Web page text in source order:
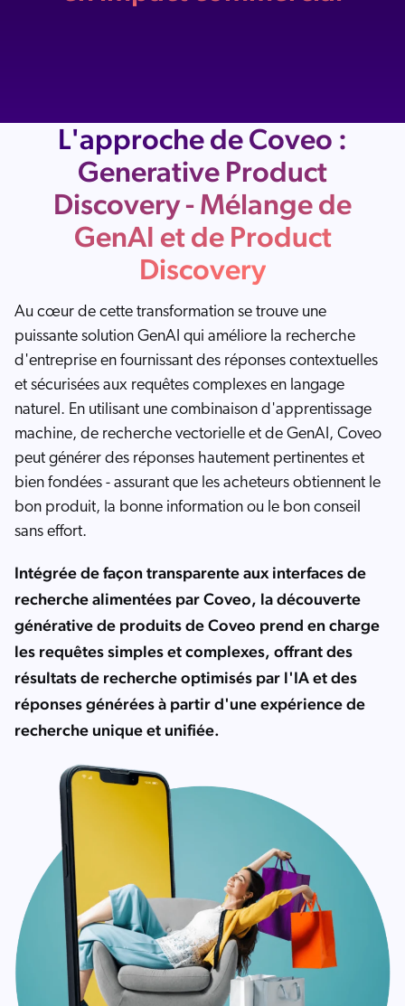
L'approche de Coveo :
Generative Product
Discovery - Mélange de
GenAI et de Product
Discovery
Au cœur de cette transformation se trouve une
puissante solution GenAI qui améliore la recherche
d'entreprise en fournissant des réponses contextuelles
et sécurisées aux requêtes complexes en langage
naturel. En utilisant une combinaison d'apprentissage
machine, de recherche vectorielle et de GenAI, Coveo
peut générer des réponses hautement pertinentes et
bien fondées - assurant que les acheteurs obtiennent le
bon produit, la bonne information ou le bon conseil
sans effort.
Intégrée de façon transparente aux interfaces de
recherche alimentées par Coveo, la découverte
générative de produits de Coveo prend en charge
les requêtes simples et complexes, offrant des
résultats de recherche optimisés par l'IA et des
réponses générées à partir d'une expérience de
recherche unique et unifiée.